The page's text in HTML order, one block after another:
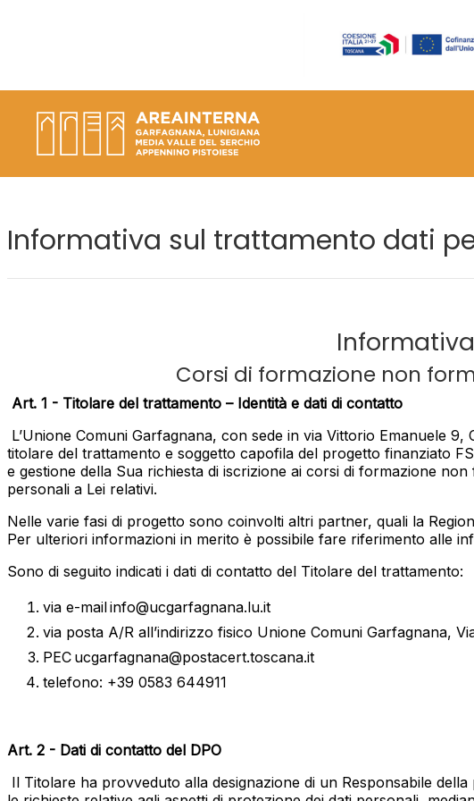
Informativa sul trattamento dati
Corsi di formazione non
Art. 1 - Titolare del trattamento – Identità e dati di contatto
L’Unione Comuni Garfagnana, con sede in via Vittorio Emanuele
titolare del trattamento e soggetto capofila del progetto finanziato
e gestione della Sua richiesta di iscrizione ai corsi di formazione
personali a Lei relativi.
Nelle varie fasi di progetto sono coinvolti altri partner, quali la
Per ulteriori informazioni in merito è possibile fare riferimento alle
Sono di seguito indicati i dati di contatto del Titolare del trattamento:
via e-mailinfo@ucgarfagnana.lu.it
via posta A/R all’indirizzo fisico Unione Comuni Garfagnana,
PEC ucgarfagnana@postacert.toscana.it
telefono: +39 0583 644911
Art. 2 - Dati di contatto del DPO
Il Titolare ha provveduto alla designazione di un Responsabile